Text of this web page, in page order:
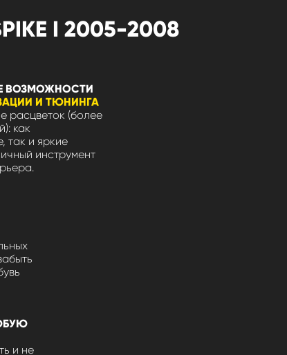
I 2005-2008
ВОЗМОЖНОСТИ
И ТЮНИНГА
расцветок (более
как
так и яркие
инструмент
и не